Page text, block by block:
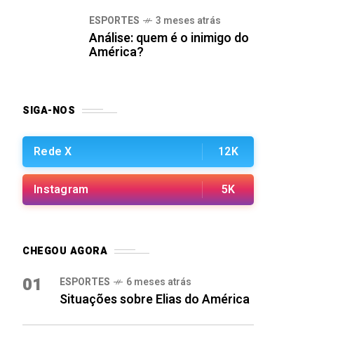
ESPORTES 3 meses atrás
Análise: quem é o inimigo do
América?
SIGA-NOS
Rede X 12K
Instagram 5K
CHEGOU AGORA
01 ESPORTES 6 meses atrás
Situações sobre Elias do América